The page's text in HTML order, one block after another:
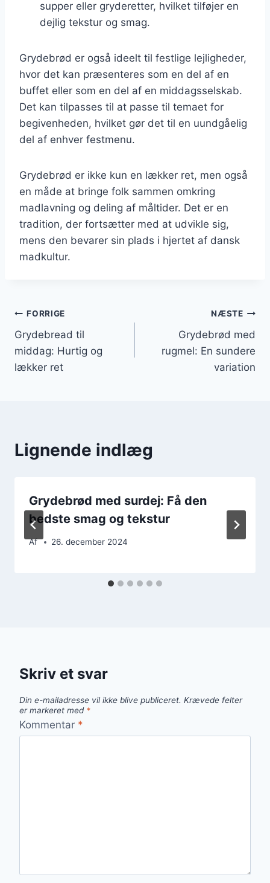
supper eller gryderetter, hvilket tilføjer en
dejlig tekstur og smag.
Grydebrød er også ideelt til festlige lejligheder,
hvor det kan præsenteres som en del af en
buffet eller som en del af en middagsselskab.
Det kan tilpasses til at passe til temaet for
begivenheden, hvilket gør det til en uundgåelig
del af enhver festmenu.
Grydebrød er ikke kun en lækker ret, men også
en måde at bringe folk sammen omkring
madlavning og deling af måltider. Det er en
tradition, der fortsætter med at udvikle sig,
mens den bevarer sin plads i hjertet af dansk
madkultur.
Indlægsnavigation
FORRIGE
Grydebread til
middag: Hurtig og
lækker ret
NÆSTE
Grydebrød med
rugmel: En sundere
variation
Lignende indlæg
Grydebrød med surdej: Få den
bedste smag og tekstur
Af 26. december 2024
Skriv et svar
Din e-mailadresse vil ikke blive publiceret. Krævede felter
er markeret med *
Kommentar *